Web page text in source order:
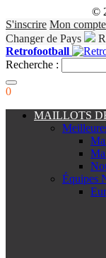
©
S'inscrire Mon compte
Changer de Pays
Retrofootball
Recherche :
0
MAILLOTS
Équipes